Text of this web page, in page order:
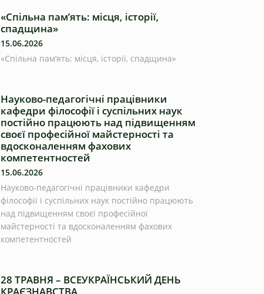
«Спільна пам’ять: місця, історії,
спадщина»
15.06.2026
«Спільна пам’ять: місця, історії, спадщина»
Науково-педагогічні працівники
кафедри філософії і суспільних наук
постійно працюють над підвищенням
своєї професійної майстерності та
вдосконаленням фахових
компетентностей
15.06.2026
Науково-педагогічні працівники кафедри
філософії і суспільних наук постійно працюють
над підвищенням своєї професійної
майстерності та вдосконаленням фахових
компетентностей
28 ТРАВНЯ – ВСЕУКРАЇНСЬКИЙ ДЕНЬ